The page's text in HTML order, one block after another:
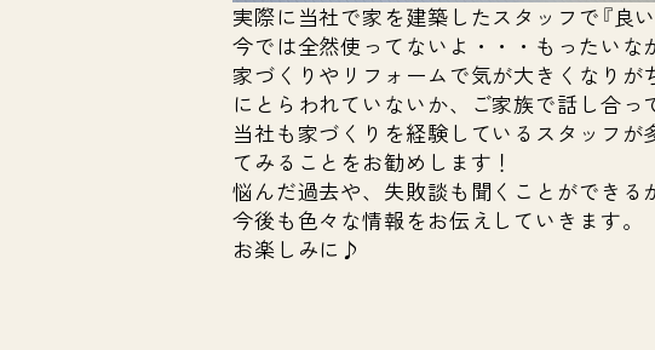
実際に当社で家を建築したスタッフで『良
今では全然使ってないよ・・・もったいな
家づくりやリフォームで気が大きくなり
にとらわれていないか、ご家族で話し合っ
当社も家づくりを経験しているスタッフ
てみることをお勧めします！
悩んだ過去や、失敗談も聞くことができる
今後も色々な情報をお伝えしていきます。
お楽しみに♪